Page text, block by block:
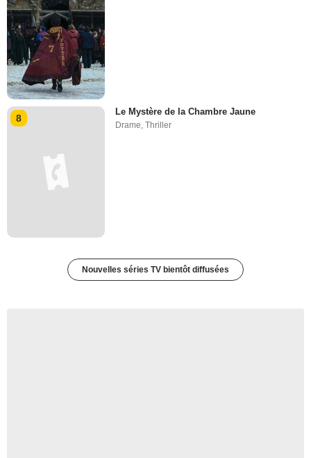
8
Le Mystère de la Chambre Jaune
Drame,Thriller
Nouvelles séries TV bientôt diffusées